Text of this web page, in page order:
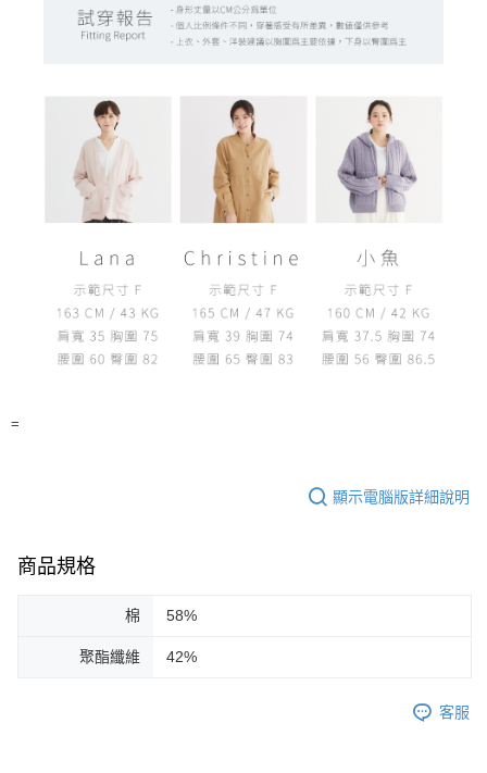
=
顯示電腦版詳細說明
商品規格
棉 58%
聚酯纖維 42%
客服